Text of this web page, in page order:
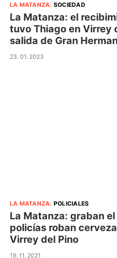
LA MATANZA. SOCIEDAD
La Matanza: el
tuvo Thiago en Virrey
salida de Gran
23. 01. 2023
LA MATANZA. POLICIALES
La Matanza: graban
policías roban
Virrey del Pino
19. 11. 2021